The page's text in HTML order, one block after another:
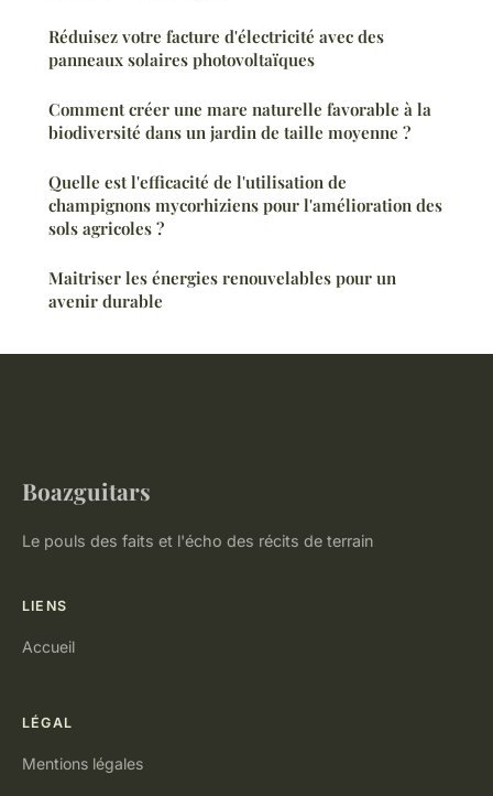
Réduisez votre facture d'électricité avec des
panneaux solaires photovoltaïques
Comment créer une mare naturelle favorable à la
biodiversité dans un jardin de taille moyenne ?
Quelle est l'efficacité de l'utilisation de
champignons mycorhiziens pour l'amélioration des
sols agricoles ?
Maitriser les énergies renouvelables pour un
avenir durable
Boazguitars
Le pouls des faits et l'écho des récits de terrain
LIENS
Accueil
LÉGAL
Mentions légales